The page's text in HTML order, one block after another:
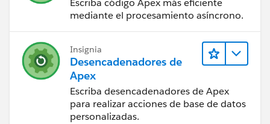
Escriba código Apex más eficiente
mediante el procesamiento asíncrono.
Insignia
Desencadenadores de
Apex
Escriba desencadenadores de Apex
para realizar acciones de base de datos
personalizadas.